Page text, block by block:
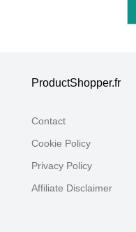
ProductShopper.fr
Contact
Cookie Policy
Privacy Policy
Affiliate Disclaimer